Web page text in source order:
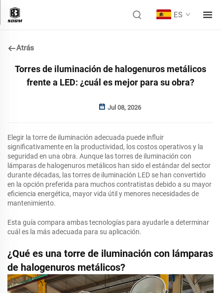
ES
Atrás
Torres de iluminación de halogenuros metálicos
frente a LED: ¿cuál es mejor para su obra?
Jul 08, 2026
Elegir la torre de iluminación adecuada puede influir
significativamente en la productividad, los costos operativos y la
seguridad en una obra. Aunque las torres de iluminación con
lámparas de halogenuros metálicos han sido el estándar del sector
durante décadas, las torres de iluminación LED se han convertido
en la opción preferida para muchos contratistas debido a su mayor
eficiencia energética, mayor vida útil y menores necesidades de
mantenimiento.
Esta guía compara ambas tecnologías para ayudarle a determinar
cuál es la más adecuada para su aplicación.
¿Qué es una torre de iluminación con lámparas
de halogenuros metálicos?